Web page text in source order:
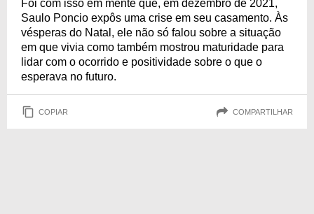
Foi com isso em mente que, em dezembro de 2021,
Saulo Poncio expôs uma crise em seu casamento. Às
vésperas do Natal, ele não só falou sobre a situação
em que vivia como também mostrou maturidade para
lidar com o ocorrido e positividade sobre o que o
esperava no futuro.
COPIAR COMPARTILHAR